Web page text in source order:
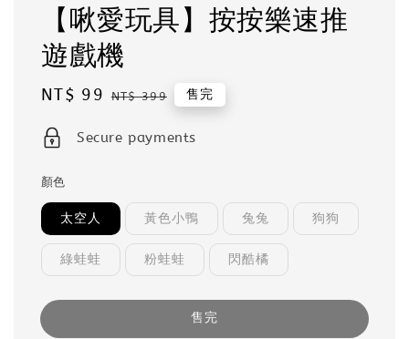
【啾愛玩具】按按樂速推
遊戲機
Sale
NT$ 99 Regular
NT$ 399 售完
Secure payments
顏色
太空人 黃色小鴨 兔兔 狗狗
綠蛙蛙 粉蛙蛙 閃酷橘
售完